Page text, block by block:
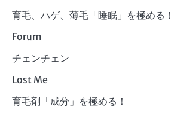
育毛、ハゲ、薄毛「睡眠」を極める！
Forum
チェンチェン
Lost Me
育毛剤「成分」を極める！